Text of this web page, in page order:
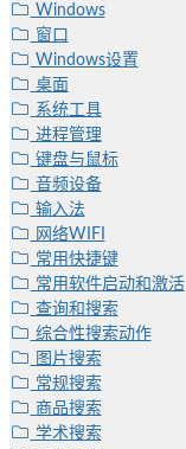
Windows
窗口
Windows设置
桌面
系统工具
进程管理
键盘与鼠标
音频设备
输入法
网络WIFI
常用快捷键
常用软件启动和激活
查询和搜索
综合性搜索动作
图片搜索
常规搜索
商品搜索
学术搜索